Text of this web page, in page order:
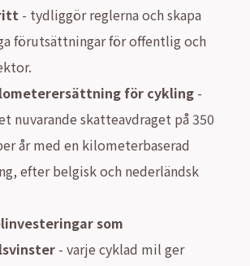
- tydliggör reglerna och skapa
förutsättningar för offentlig och
för cykling -
nuvarande skatteavdraget på 350
år med en kilometerbaserad
efter belgisk och nederländsk
som
- varje cyklad mil ger